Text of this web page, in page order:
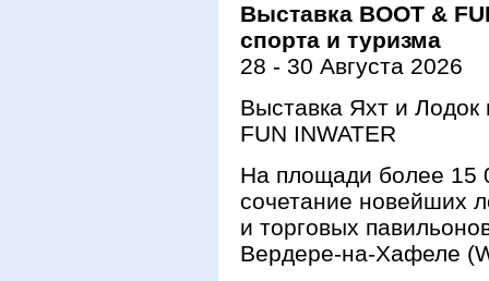
Выставка BOOT &
спорта и туризма
28 - 30 Августа 2026
Выставка Яхт и
FUN INWATER
На площади более 15
сочетание новейших
и торговых
Вердере-на-Хафеле